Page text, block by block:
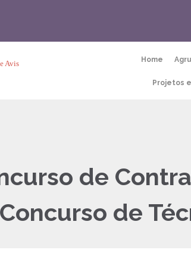
Home
Projetos
de
de